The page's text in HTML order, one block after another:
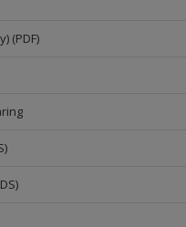
(PDF)